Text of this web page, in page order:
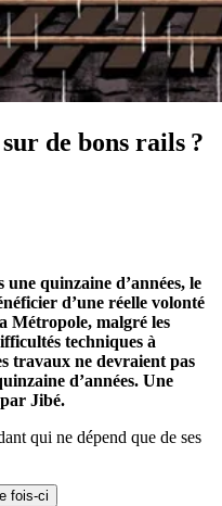
de bons rails ?
quinzaine d’années, le
d’une réelle volonté
Métropole, malgré les
techniques à
travaux ne devraient pas
d’années. Une
Jibé.
qui ne dépend que de ses
fois-ci